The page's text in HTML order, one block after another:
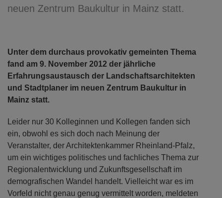
neuen Zentrum Baukultur in Mainz statt.
Unter dem durchaus provokativ gemeinten Thema
fand am 9. November 2012 der jährliche
Erfahrungsaustausch der Landschaftsarchitekten
und Stadtplaner im neuen Zentrum Baukultur in
Mainz statt.
Leider nur 30 Kolleginnen und Kollegen fanden sich
ein, obwohl es sich doch nach Meinung der
Veranstalter, der Architektenkammer Rheinland-Pfalz,
um ein wichtiges politisches und fachliches Thema zur
Regionalentwicklung und Zukunftsgesellschaft im
demografischen Wandel handelt. Vielleicht war es im
Vorfeld nicht genau genug vermittelt worden, meldeten